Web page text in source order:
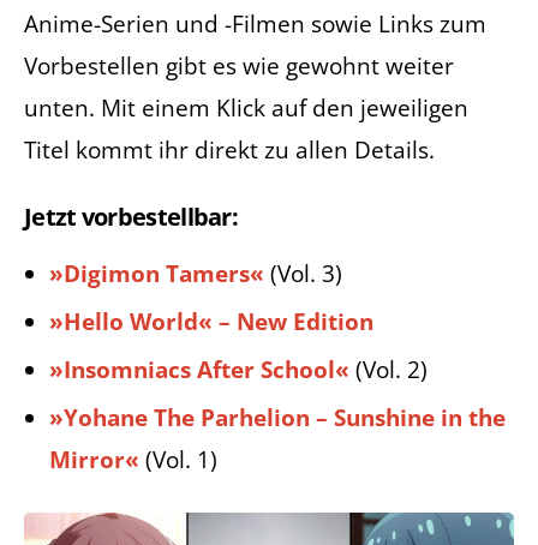
Anime-Serien und -Filmen sowie Links zum
Vorbestellen gibt es wie gewohnt weiter
unten. Mit einem Klick auf den jeweiligen
Titel kommt ihr direkt zu allen Details.
Jetzt vorbestellbar:
»Digimon Tamers« (Vol. 3)
»Hello World« – New Edition
»Insomniacs After School« (Vol. 2)
»Yohane The Parhelion – Sunshine in the
Mirror« (Vol. 1)